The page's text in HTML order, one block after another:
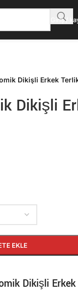
Giriş /
Dikişli Erkek
Dikişli
EKLE
Dikişli